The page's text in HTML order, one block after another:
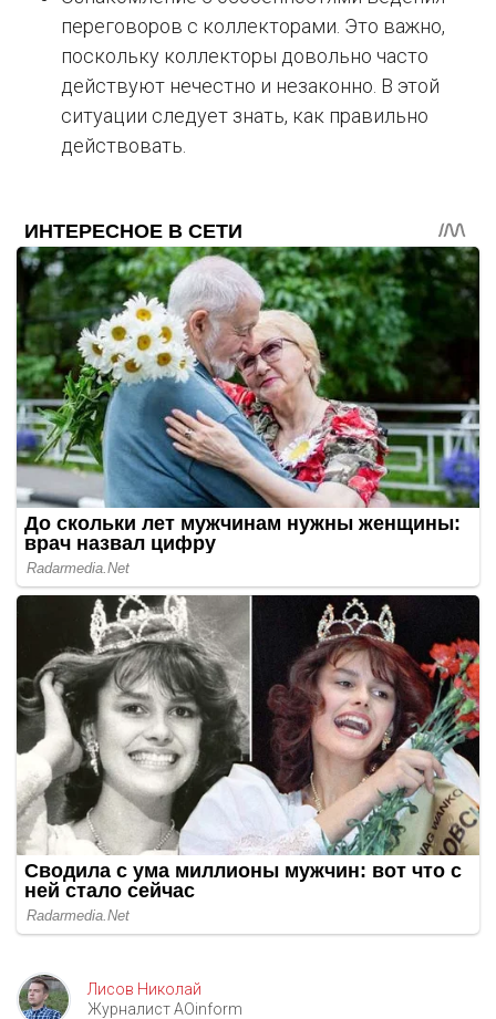
переговоров с коллекторами. Это важно,
поскольку коллекторы довольно часто
действуют нечестно и незаконно. В этой
ситуации следует знать, как правильно
действовать.
Лисов Николай
Журналист AOinform